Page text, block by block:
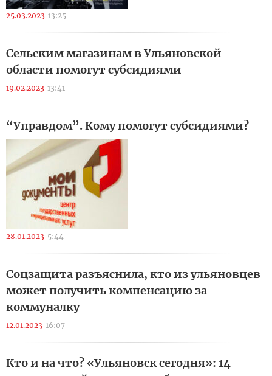
25.03.2023 13:25
Сельским магазинам в Ульяновской
области помогут субсидиями
19.02.2023 13:41
“Управдом”. Кому помогут субсидиями?
28.01.2023 5:44
Соцзащита разъяснила, кто из ульяновцев
может получить компенсацию за
коммуналку
12.01.2023 16:07
Кто и на что? «Ульяновск сегодня»: 14